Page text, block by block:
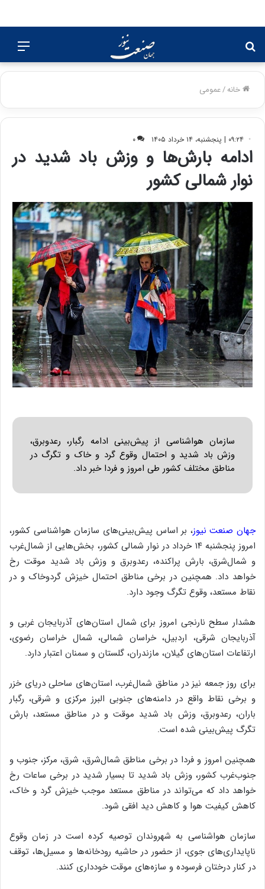
برای
خانه/عمومی
۰۹:۲۴ | پنجشنبه، ۱۴ خرداد ۱۴۰۵ ۰
ادامه بارش‌ها و وزش باد شدید در
نوار شمالی کشور
سازمان هواشناسی از پیش‌بینی ادامه رگبار، رعدوبرق،
وزش باد شدید و احتمال وقوع گرد و خاک و تگرگ در
مناطق مختلف کشور طی امروز و فردا خبر داد.
جهان صنعت نیوز، بر اساس پیش‌بینی‌های سازمان هواشناسی کشور،
امروز پنجشنبه ۱۴ خرداد در نوار شمالی کشور، بخش‌هایی از شمال‌غرب
و شمال‌شرق، بارش پراکنده، رعدوبرق و وزش باد شدید موقت رخ
خواهد داد. همچنین در برخی مناطق احتمال خیزش گردوخاک و در
نقاط مستعد، وقوع تگرگ وجود دارد.
هشدار سطح نارنجی امروز برای شمال استان‌های آذربایجان غربی و
آذربایجان شرقی، اردبیل، خراسان شمالی، شمال خراسان رضوی،
ارتفاعات استان‌های گیلان، مازندران، گلستان و سمنان اعتبار دارد.
برای روز جمعه نیز در مناطق شمال‌غرب، استان‌های ساحلی دریای خزر
و برخی نقاط واقع در دامنه‌های جنوبی البرز مرکزی و شرقی، رگبار
باران، رعدوبرق، وزش باد شدید موقت و در مناطق مستعد، بارش
تگرگ پیش‌بینی شده است.
همچنین امروز و فردا در برخی مناطق شمال‌شرق، شرق، مرکز، جنوب و
جنوب‌غرب کشور، وزش باد شدید تا بسیار شدید در برخی ساعات رخ
خواهد داد که می‌تواند در مناطق مستعد موجب خیزش گرد و خاک،
کاهش کیفیت هوا و کاهش دید افقی شود.
سازمان هواشناسی به شهروندان توصیه کرده است در زمان وقوع
ناپایداری‌های جوی، از حضور در حاشیه رودخانه‌ها و مسیل‌ها، توقف
در کنار درختان فرسوده و سازه‌های موقت خودداری کنند.